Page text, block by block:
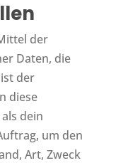
der
Daten, die
der
diese
dein
um den
Art, Zweck